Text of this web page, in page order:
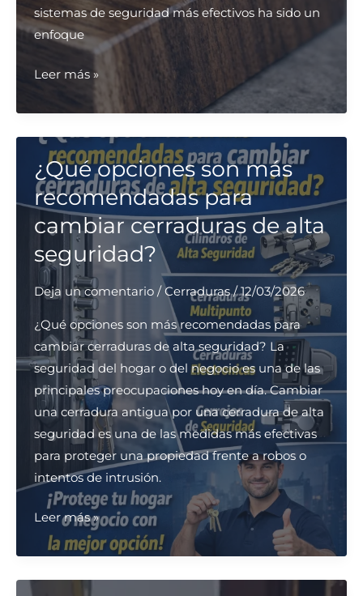
sistemas de seguridad más efectivos ha sido un
enfoque
¿Dónde
puede
instalar
cerraduras
de
alta
seguridad
en
Barcelona?
Leer más »
¿Qué opciones son más
recomendadas para
cambiar cerraduras de alta
seguridad?
Deja un comentario /Cerraduras/12/03/2026
¿Qué opciones son más recomendadas para
cambiar cerraduras de alta seguridad? La
seguridad del hogar o del negocio es una de las
principales preocupaciones hoy en día. Cambiar
una cerradura antigua por una cerradura de alta
seguridad es una de las medidas más efectivas
para proteger una propiedad frente a robos o
intentos de intrusión.
¿Qué
opciones
son
más
Leer más »